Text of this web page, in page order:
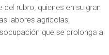
rubro, quienes en su gran
labores agrícolas,
que se prolonga a